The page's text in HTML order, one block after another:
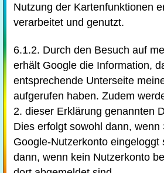
Nutzung der Kartenfunktionen
verarbeitet und genutzt.
6.1.2. Durch den Besuch auf
erhält Google die Information,
entsprechende Unterseite
aufgerufen haben. Zudem
2. dieser Erklärung genannten
Dies erfolgt sowohl dann, wenn
Google-Nutzerkonto eingeloggt
dann, wenn kein Nutzerkonto